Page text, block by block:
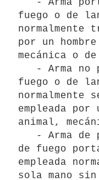
fuego o de
normalmente
por un
mecánica o
fuego o de
normalmente
empleada por
animal,
de fuego
empleada
sola mano